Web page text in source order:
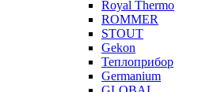
Royal Thermo
ROMMER
STOUT
Gekon
Теплоприбор
Germanium